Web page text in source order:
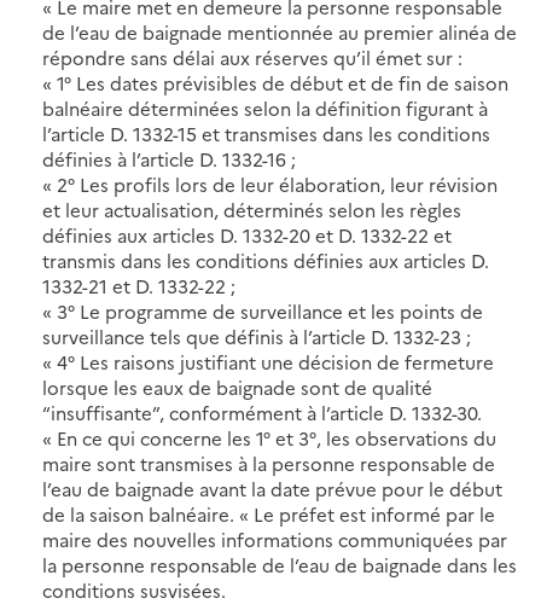
« Le maire met en demeure la personne responsable
de l’eau de baignade mentionnée au premier alinéa de
répondre sans délai aux réserves qu’il émet sur :
« 1° Les dates prévisibles de début et de fin de saison
balnéaire déterminées selon la définition figurant à
l’article D. 1332-15 et transmises dans les conditions
définies à l’article D. 1332-16 ;
« 2° Les profils lors de leur élaboration, leur révision
et leur actualisation, déterminés selon les règles
définies aux articles D. 1332-20 et D. 1332-22 et
transmis dans les conditions définies aux articles D.
1332-21 et D. 1332-22 ;
« 3° Le programme de surveillance et les points de
surveillance tels que définis à l’article D. 1332-23 ;
« 4° Les raisons justifiant une décision de fermeture
lorsque les eaux de baignade sont de qualité
“insuffisante”, conformément à l’article D. 1332-30.
« En ce qui concerne les 1° et 3°, les observations du
maire sont transmises à la personne responsable de
l’eau de baignade avant la date prévue pour le début
de la saison balnéaire. « Le préfet est informé par le
maire des nouvelles informations communiquées par
la personne responsable de l’eau de baignade dans les
conditions susvisées.